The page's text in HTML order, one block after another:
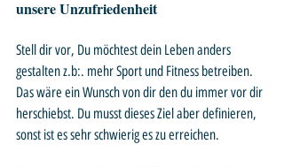
unsere Unzufriedenheit
Stell dir vor, Du möchtest dein Leben anders
gestalten z.b:. mehr Sport und Fitness betreiben.
Das wäre ein Wunsch von dir den du immer vor dir
herschiebst. Du musst dieses Ziel aber definieren,
sonst ist es sehr schwierig es zu erreichen.